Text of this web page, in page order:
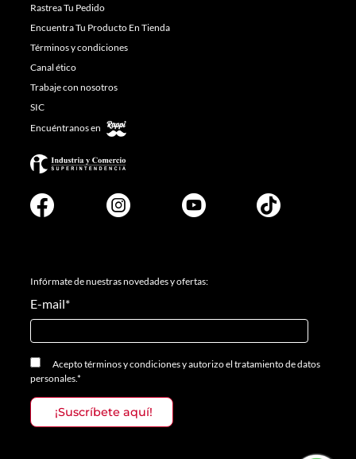
Rastrea Tu Pedido
Encuentra Tu Producto En Tienda
Términos y condiciones
Canal ético
Trabaje con nosotros
SIC
Encuéntranos en
Infórmate de nuestras novedades y ofertas:
E-mail*
Aceptotérminos y condicionesyautorizo el tratamiento de datos
personales.*